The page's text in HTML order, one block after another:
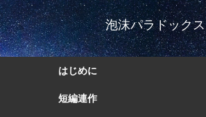
泡沫パラドックス
はじめに
短編連作